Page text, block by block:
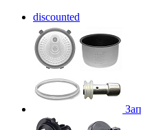
discounted